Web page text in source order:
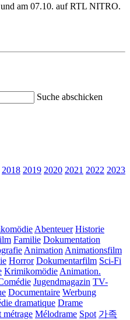
am 07.10. auf RTL NITRO.
Suche abschicken
2018 2019 2020 2021 2022 2023
Abenteuer Historie
Familie Dokumentation
AnimationAnimationsfilm
Horror Dokumentarfilm Sci-Fi
KrimikomödieAnimation.
Jugendmagazin TV-
Documentaire Werbung
dramatique Drame
métrage Mélodrame Spot 가족